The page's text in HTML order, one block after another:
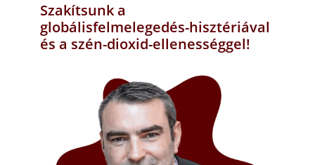
Szakítsunk a
globálisfelmelegedés-hisztériával
és a szén-dioxid-ellenességgel!